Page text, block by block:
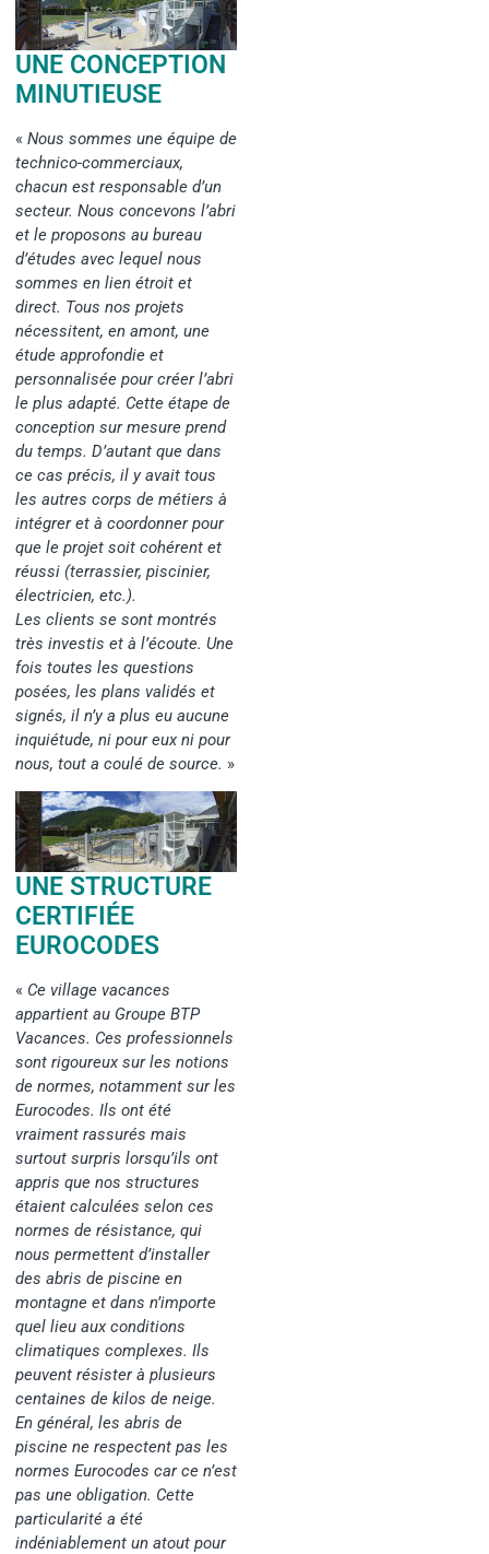
UNE CONCEPTION
MINUTIEUSE
« Nous sommes une équipe de
technico-commerciaux,
chacun est responsable d’un
secteur. Nous concevons l’abri
et le proposons au bureau
d’études avec lequel nous
sommes en lien étroit et
direct. Tous nos projets
nécessitent, en amont, une
étude approfondie et
personnalisée pour créer l’abri
le plus adapté. Cette étape de
conception sur mesure prend
du temps. D’autant que dans
ce cas précis, il y avait tous
les autres corps de métiers à
intégrer et à coordonner pour
que le projet soit cohérent et
réussi (terrassier, piscinier,
électricien, etc.).
Les clients se sont montrés
très investis et à l’écoute. Une
fois toutes les questions
posées, les plans validés et
signés, il n’y a plus eu aucune
inquiétude, ni pour eux ni pour
nous, tout a coulé de source. »
UNE STRUCTURE
CERTIFIÉE
EUROCODES
« Ce village vacances
appartient au Groupe BTP
Vacances. Ces professionnels
sont rigoureux sur les notions
de normes, notamment sur les
Eurocodes. Ils ont été
vraiment rassurés mais
surtout surpris lorsqu’ils ont
appris que nos structures
étaient calculées selon ces
normes de résistance, qui
nous permettent d’installer
des abris de piscine en
montagne et dans n’importe
quel lieu aux conditions
climatiques complexes. Ils
peuvent résister à plusieurs
centaines de kilos de neige.
En général, les abris de
piscine ne respectent pas les
normes Eurocodes car ce n’est
pas une obligation. Cette
particularité a été
indéniablement un atout pour